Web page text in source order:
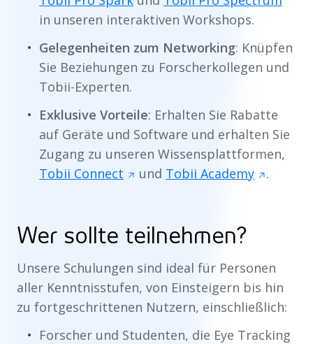
in unseren interaktiven Workshops.
Gelegenheiten zum Networking: Knüpfen
Sie Beziehungen zu Forscherkollegen und
Tobii-Experten.
Exklusive Vorteile: Erhalten Sie Rabatte
auf Geräte und Software und erhalten Sie
Zugang zu unseren Wissensplattformen,
Tobii Connect
und Tobii Academy .
Wer sollte teilnehmen?
Unsere Schulungen sind ideal für Personen
aller Kenntnisstufen, von Einsteigern bis hin
zu fortgeschrittenen Nutzern, einschließlich:
Forscher und Studenten, die Eye Tracking